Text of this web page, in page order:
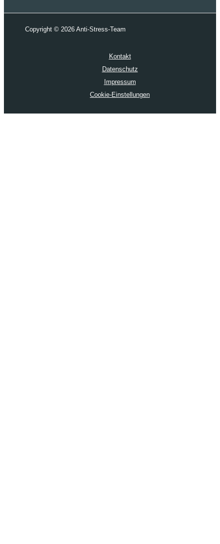
Copyright © 2026 Anti-Stress-Team
Kontakt
Datenschutz
Impressum
Cookie-Einstellungen